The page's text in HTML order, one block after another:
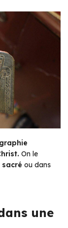
On le
sacré ou dans
une